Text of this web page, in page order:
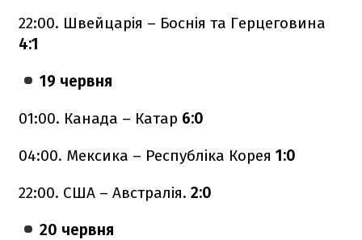
22:00. Швейцарія – Боснія та Герцеговина
4:1
19 червня
01:00. Канада – Катар 6:0
04:00. Мексика – Республіка Корея 1:0
22:00. США – Австралія. 2:0
20 червня